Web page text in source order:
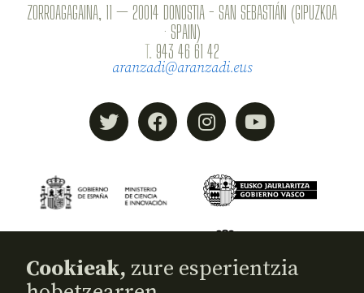
ZORROAGAGAINA, 11 — 20014 DONOSTIA - SAN SEBASTIÁN (GIPUZKOA
· SPAIN)
T. 943 46 61 42
aranzadi@aranzadi.eus
Cookieak, zure esperientzia